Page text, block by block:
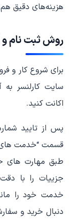
هزینه‌های دقیق هم
روش ثبت نام
برای شروع کار و
اکانت کنید.
پس از تایید
قسمت “خدمت های
طبق مهارت های
جزییات را با
خدمت خود را
دنبال خرید و